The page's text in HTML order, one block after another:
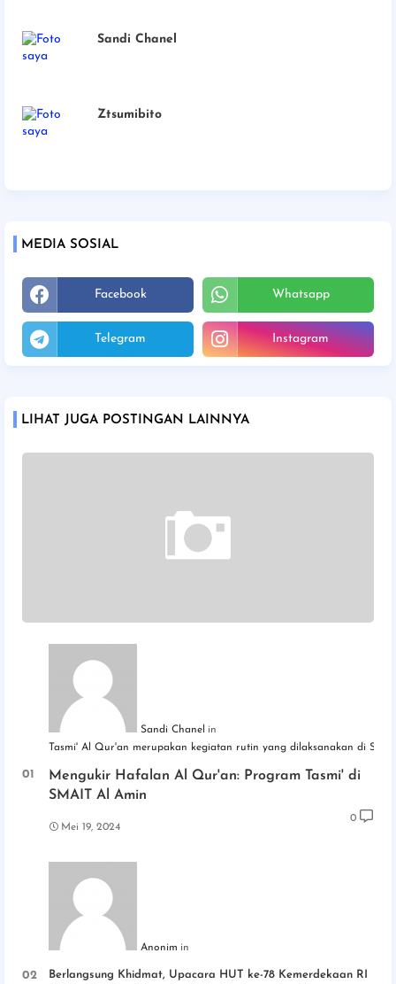
Sandi Chanel
Ztsumibito
MEDIA SOSIAL
Facebook Whatsapp
Telegram Instagram
LIHAT JUGA POSTINGAN LAINNYA
Sandi Chanel
Tasmi' Al Qur'an merupakan kegiatan rutin yang dilaksanakan di
Mengukir Hafalan Al Qur'an: Program Tasmi' di
SMAIT Al Amin
Mei 19, 2024
0
Anonim
Berlangsung Khidmat, Upacara HUT ke-78 Kemerdekaan RI